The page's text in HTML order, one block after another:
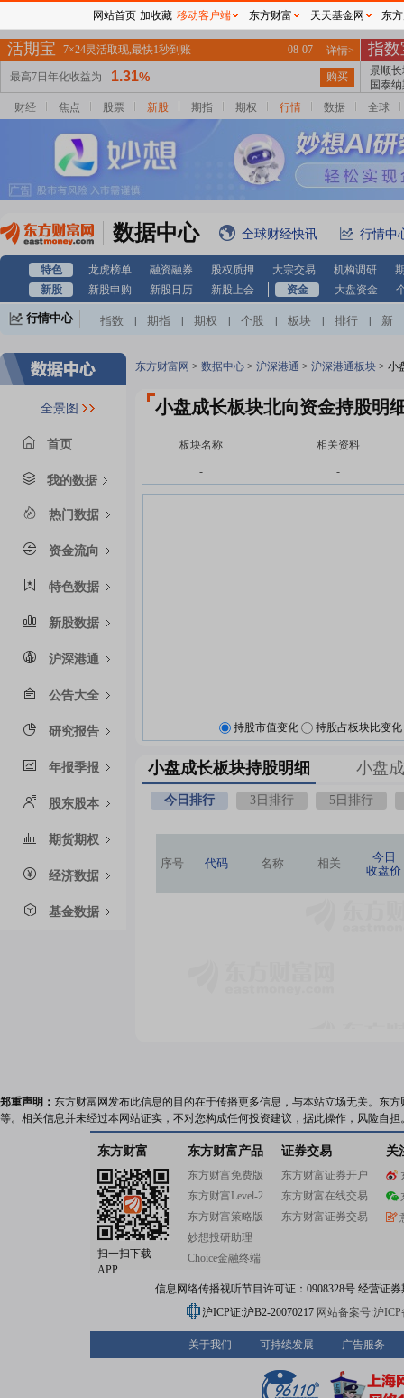
财经 焦点 股票 新股 期指 期权 行情 数据 全球
数据中心 全球财经快讯 行情中
特色 龙虎榜单 融资融券 股权质押 大宗交易 机构调研
新股
新股申购 新股日历 新股上会 资金 大盘资金
行情中心 指数 期指 期权 个股 板块 排行
新
自选股
全景图
首页
我的数据
热门数据
资金流向
特色数据
新股数据
沪深港通
公告大全
研究报告
年报季报
股东股本
期货期权
经济数据
基金数据
东方财富网 > 数据中心 > 沪深港通 > 沪深港通板块 > 小
小盘成长板块北向资金持股明
板块名称 相关资料
- -
持股市值变化 持股占板块比变化
小盘成长板块持股明细 小盘
今日排行 3日排行 5日排行
序号 代码 名称 相关
今日
收盘价
郑重声明： 东方财富网发布此信息的目的在于传播更多信息，与本站立场无关。东
等。相关信息并未经过本网站证实，不对您构成任何投资建议，据此操作，风险自担
东方财富
扫一扫下载
APP
东方财富产品
东方财富免费版
东方财富Level-2
东方财富策略版
妙想投研助理
Choice金融终端
证券交易
东方财富证券开户
东方财富在线交易
东方财富证券交易
关
信息网络传播视听节目许可证：0908328号 经营证
沪ICP证:沪B2-20070217 网站备案号:沪
关于我们 可持续发展 广告服务
网站首页 加收藏 移动客户端 东方财富 天天基金网 东